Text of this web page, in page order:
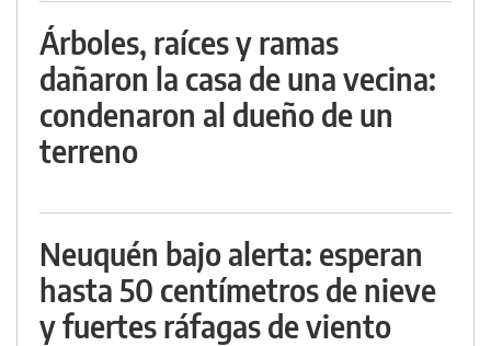
Árboles, raíces y ramas
dañaron la casa de una vecina:
condenaron al dueño de un
terreno
Neuquén bajo alerta: esperan
hasta 50 centímetros de nieve
y fuertes ráfagas de viento